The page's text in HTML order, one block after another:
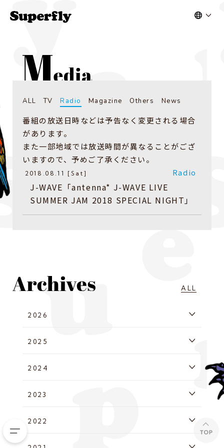
ALL TV Radio Magazine Others News
番組の放送日時などは予告なく変更される場合
があります。
また一部地域では放送時間が異なることがござ
いますので、予めご了承ください。
2018.08.11 [Sat] Radio
​J-WAVE「antenna* J-WAVE LIVE
SUMMER JAM 2018 SPECIAL NIGHT」
ALL
2026
2025
2024
2023
2022